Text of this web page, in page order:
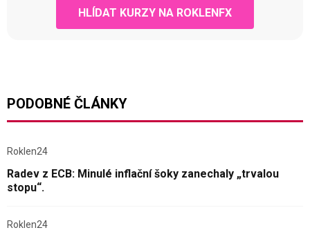
HLÍDAT KURZY NA ROKLENFX
PODOBNÉ ČLÁNKY
Roklen24
Radev z ECB: Minulé inflační šoky zanechaly „trvalou
stopu“.
Roklen24